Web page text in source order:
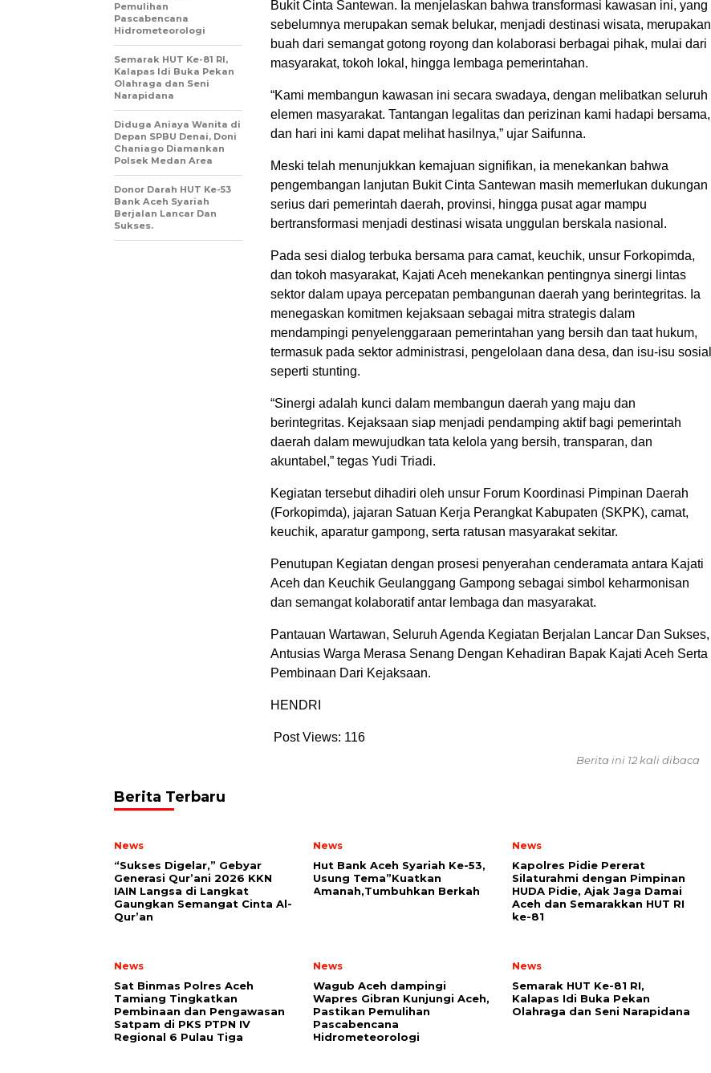
Bukit Cinta Santewan. Ia menjelaskan bahwa transformasi kawasan ini, yang
sebelumnya merupakan semak belukar, menjadi destinasi wisata, merupakan
buah dari semangat gotong royong dan kolaborasi berbagai pihak, mulai dari
masyarakat, tokoh lokal, hingga lembaga pemerintahan.
“Kami membangun kawasan ini secara swadaya, dengan melibatkan seluruh
elemen masyarakat. Tantangan legalitas dan perizinan kami hadapi bersama,
dan hari ini kami dapat melihat hasilnya,” ujar Saifunna.
Meski telah menunjukkan kemajuan signifikan, ia menekankan bahwa
pengembangan lanjutan Bukit Cinta Santewan masih memerlukan dukungan
serius dari pemerintah daerah, provinsi, hingga pusat agar mampu
bertransformasi menjadi destinasi wisata unggulan berskala nasional.
Pada sesi dialog terbuka bersama para camat, keuchik, unsur Forkopimda,
dan tokoh masyarakat, Kajati Aceh menekankan pentingnya sinergi lintas
sektor dalam upaya percepatan pembangunan daerah yang berintegritas. Ia
menegaskan komitmen kejaksaan sebagai mitra strategis dalam
mendampingi penyelenggaraan pemerintahan yang bersih dan taat hukum,
termasuk pada sektor administrasi, pengelolaan dana desa, dan isu-isu sosial
seperti stunting.
“Sinergi adalah kunci dalam membangun daerah yang maju dan
berintegritas. Kejaksaan siap menjadi pendamping aktif bagi pemerintah
daerah dalam mewujudkan tata kelola yang bersih, transparan, dan
akuntabel,” tegas Yudi Triadi.
Kegiatan tersebut dihadiri oleh unsur Forum Koordinasi Pimpinan Daerah
(Forkopimda), jajaran Satuan Kerja Perangkat Kabupaten (SKPK), camat,
keuchik, aparatur gampong, serta ratusan masyarakat sekitar.
Penutupan Kegiatan dengan prosesi penyerahan cenderamata antara Kajati
Aceh dan Keuchik Geulanggang Gampong sebagai simbol keharmonisan
dan semangat kolaboratif antar lembaga dan masyarakat.
Pantauan Wartawan, Seluruh Agenda Kegiatan Berjalan Lancar Dan Sukses,
Antusias Warga Merasa Senang Dengan Kehadiran Bapak Kajati Aceh Serta
Pembinaan Dari Kejaksaan.
HENDRI
Post Views: 116
Pemulihan
Pascabencana
Hidrometeorologi
Semarak HUT Ke-81 RI,
Kalapas Idi Buka Pekan
Olahraga dan Seni
Narapidana
Diduga Aniaya Wanita di
Depan SPBU Denai, Doni
Chaniago Diamankan
Polsek Medan Area
Donor Darah HUT Ke-53
Bank Aceh Syariah
Berjalan Lancar Dan
Sukses.
Berita ini 12 kali dibaca
Berita Terbaru
News
“Sukses Digelar,” Gebyar
Generasi Qur’ani 2026 KKN
IAIN Langsa di Langkat
Gaungkan Semangat Cinta Al-
Qur’an
News
Hut Bank Aceh Syariah Ke-53,
Usung Tema”Kuatkan
Amanah,Tumbuhkan Berkah
News
Kapolres Pidie Pererat
Silaturahmi dengan Pimpinan
HUDA Pidie, Ajak Jaga Damai
Aceh dan Semarakkan HUT RI
ke-81
News
Sat Binmas Polres Aceh
Tamiang Tingkatkan
Pembinaan dan Pengawasan
Satpam di PKS PTPN IV
Regional 6 Pulau Tiga
News
Wagub Aceh dampingi
Wapres Gibran Kunjungi Aceh,
Pastikan Pemulihan
Pascabencana
Hidrometeorologi
News
Semarak HUT Ke-81 RI,
Kalapas Idi Buka Pekan
Olahraga dan Seni Narapidana